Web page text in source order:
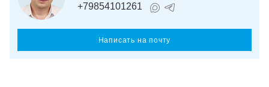
+79854101261
Написать на почту